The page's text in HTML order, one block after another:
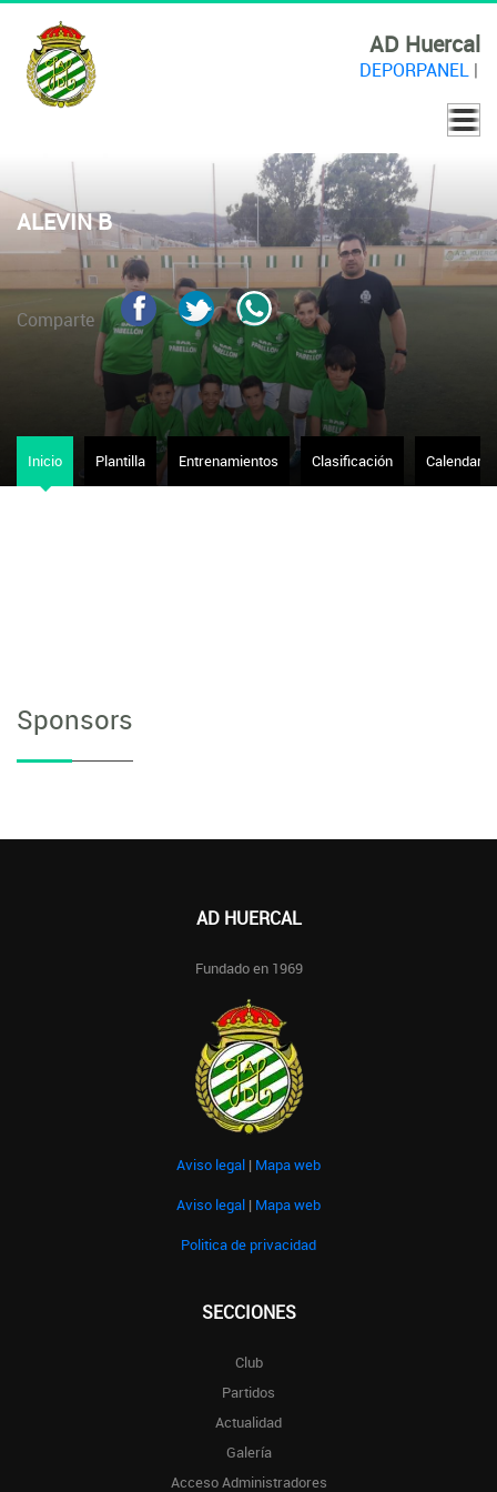
AD Huercal
DEPORPANEL|
ALEVIN B
Comparte
Inicio Plantilla Entrenamientos Clasificación Calendario
Sponsors
AD HUERCAL
Fundado en 1969
Aviso legal | Mapa web
Aviso legal | Mapa web
Politica de privacidad
SECCIONES
Club
Partidos
Actualidad
Galería
Acceso Administradores